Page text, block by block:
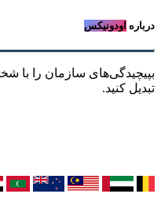
درباره اودونیکس
بپیچیدگی‌های سازمان را با
تبدیل کنید.